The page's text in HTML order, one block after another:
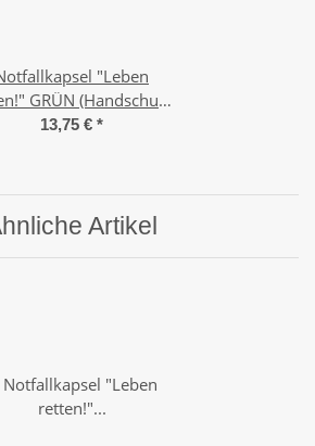
"Leben
GRÜN (Handschuh-
Gr. L)
13,75 € *
Artikel